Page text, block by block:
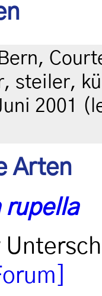
steiler,
2001
Arten
rupella